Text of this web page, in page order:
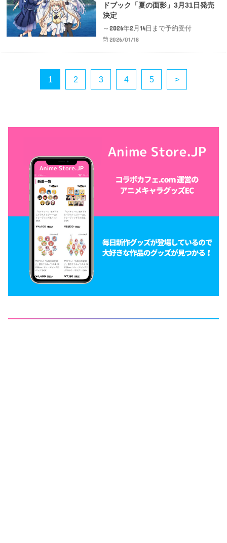
ドブック「夏の面影」3月31日発売
決定
～2026年2月14日まで予約受付
2026/01/18
1 2 3 4 5 >